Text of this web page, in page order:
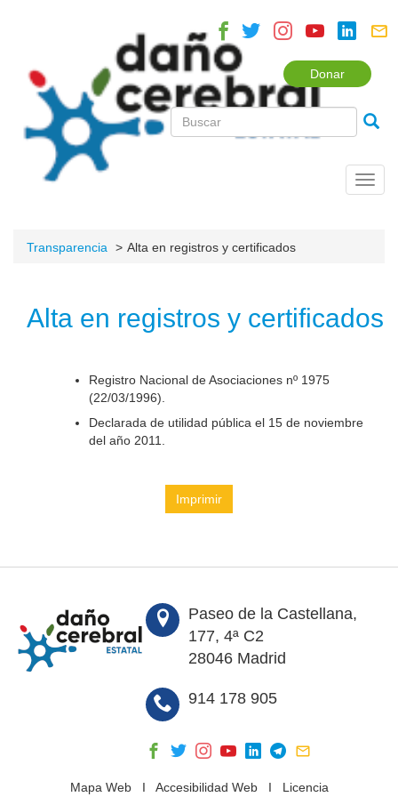
Donar
Transparencia Alta en registros y certificados
Alta en registros y certificados
Registro Nacional de Asociaciones nº 1975
(22/03/1996).
Declarada de utilidad pública el 15 de noviembre
del año 2011.
Imprimir
Paseo de la Castellana,
177, 4ª C2
28046 Madrid
914 178 905
Mapa WebI Accesibilidad WebI Licencia